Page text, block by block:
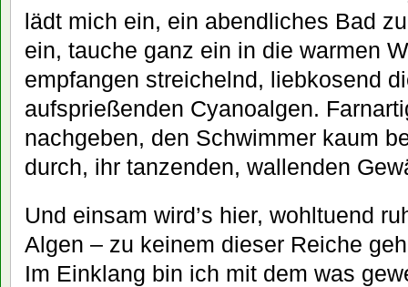
lädt mich ein, ein abendliches Bad
ein, tauche ganz ein in die warmen
empfangen streichelnd, liebkosend
aufsprießenden Cyanoalgen.
nachgeben, den Schwimmer kaum
durch, ihr tanzenden, wallenden
Und einsam wird’s hier, wohltuend
Algen – zu keinem dieser Reiche
Im Einklang bin ich mit dem was